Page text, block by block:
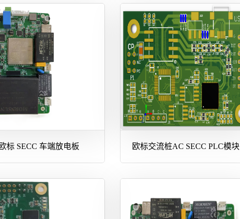
标 SECC 车端放电板 欧标交流桩AC SECC PLC模块